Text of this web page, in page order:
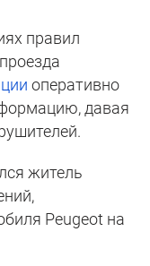
правил
оперативно
давая
житель
Peugeot на